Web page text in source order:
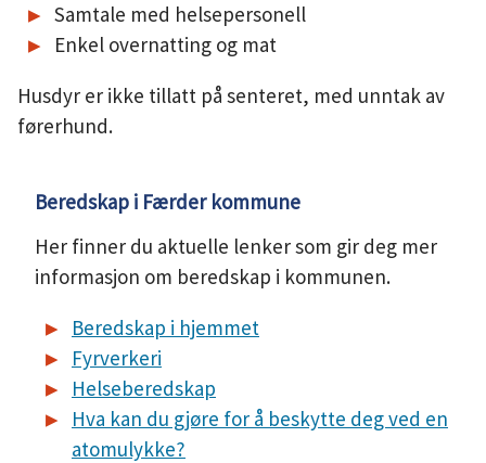
Samtale med helsepersonell
Enkel overnatting og mat
Husdyr er ikke tillatt på senteret, med unntak av
førerhund.
Beredskap i Færder kommune
Her finner du aktuelle lenker som gir deg mer
informasjon om beredskap i kommunen.
Beredskap i hjemmet
Fyrverkeri
Helseberedskap
Hva kan du gjøre for å beskytte deg ved en
atomulykke?